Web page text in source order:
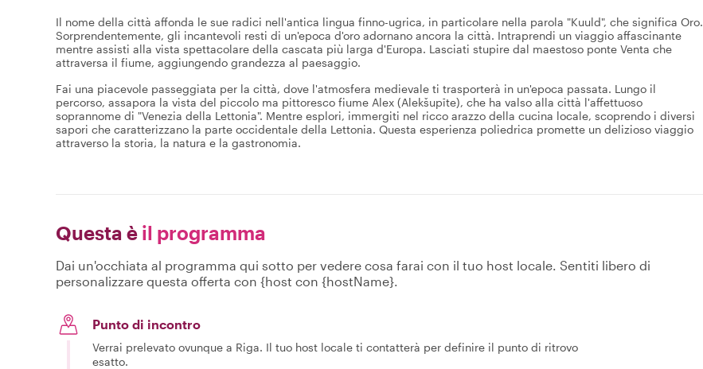
Il nome della città affonda le sue radici nell'antica lingua finno-ugrica, in particolare nella parola "Kuuld", che significa Oro.
Sorprendentemente, gli incantevoli resti di un'epoca d'oro adornano ancora la città. Intraprendi un viaggio affascinante
mentre assisti alla vista spettacolare della cascata più larga d'Europa. Lasciati stupire dal maestoso ponte Venta che
attraversa il fiume, aggiungendo grandezza al paesaggio.
Fai una piacevole passeggiata per la città, dove l'atmosfera medievale ti trasporterà in un'epoca passata. Lungo il
percorso, assapora la vista del piccolo ma pittoresco fiume Alex (Alekšupīte), che ha valso alla città l'affettuoso
soprannome di "Venezia della Lettonia". Mentre esplori, immergiti nel ricco arazzo della cucina locale, scoprendo i diversi
sapori che caratterizzano la parte occidentale della Lettonia. Questa esperienza poliedrica promette un delizioso viaggio
attraverso la storia, la natura e la gastronomia.
Questa è il programma
Dai un'occhiata al programma qui sotto per vedere cosa farai con il tuo host locale. Sentiti libero di
personalizzare questa offerta con {host con {hostName}.
Punto di incontro
Verrai prelevato ovunque a Riga. Il tuo host locale ti contatterà per definire il punto di ritrovo
esatto.